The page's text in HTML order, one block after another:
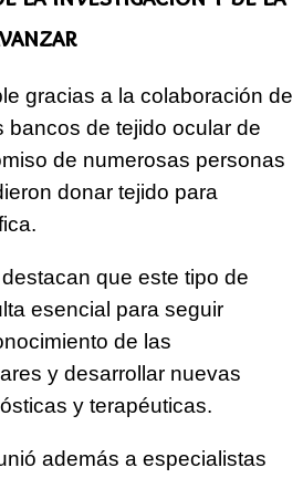
gracias a la colaboración de
bancos de tejido ocular de
de numerosas personas
donar tejido para
que este tipo de
esencial para seguir
de las
y desarrollar nuevas
y terapéuticas.
además a especialistas